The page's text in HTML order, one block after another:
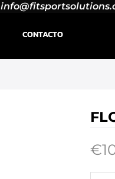
CONTACTO
€